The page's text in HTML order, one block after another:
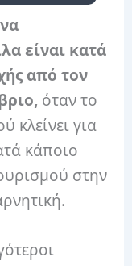
είναι κατά
από τον
όταν το
κλείνει για
κάποιο
στην